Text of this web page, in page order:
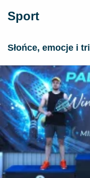
Sport
Słońce, emocje i